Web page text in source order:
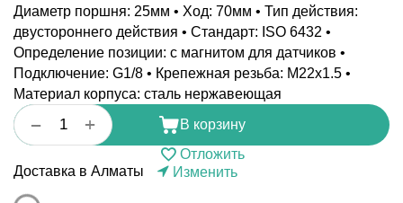
Диаметр поршня: 25мм • Ход: 70мм • Тип действия:
двустороннего действия • Стандарт: ISO 6432 •
Определение позиции: с магнитом для датчиков •
Подключение: G1/8 • Крепежная резьба: M22x1.5 •
Материал корпуса: сталь нержавеющая
+
−
В корзину
Отложить
Доставка в Алматы
Изменить